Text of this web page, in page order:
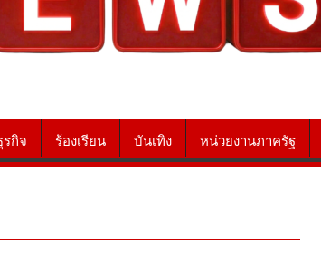
รกิจ ร้องเรียน บันเทิง หน่วยงานภาครัฐ